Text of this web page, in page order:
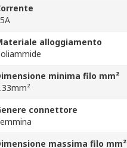
alloggiamento
minima filo mm²
connettore
massima filo mm²